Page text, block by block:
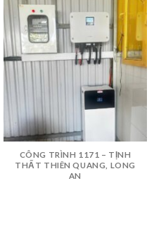
CÔNG TRÌNH 1171 – TỊNH
THẤT THIÊN QUANG, LONG
AN